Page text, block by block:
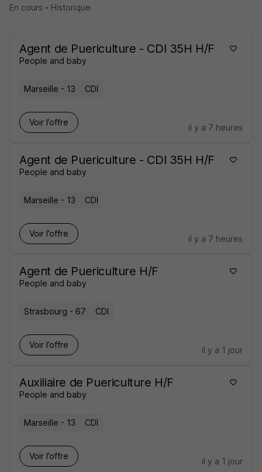
En cours - Historique
Agent de Puericulture - CDI 35H H/F
People and baby
Marseille - 13 CDI
Voir l’offre
il y a 7 heures
Agent de Puericulture - CDI 35H H/F
People and baby
Marseille - 13 CDI
Voir l’offre
il y a 7 heures
Agent de Puericulture H/F
People and baby
Strasbourg - 67 CDI
Voir l’offre
il y a 1 jour
Auxiliaire de Puericulture H/F
People and baby
Marseille - 13 CDI
Voir l’offre
il y a 1 jour